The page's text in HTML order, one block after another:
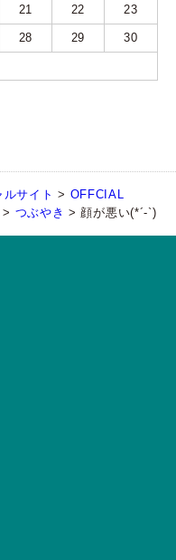
21 22 23
28 29 30
サイト > OFFCIAL
> つぶやき > 顔が悪い(*´-`)